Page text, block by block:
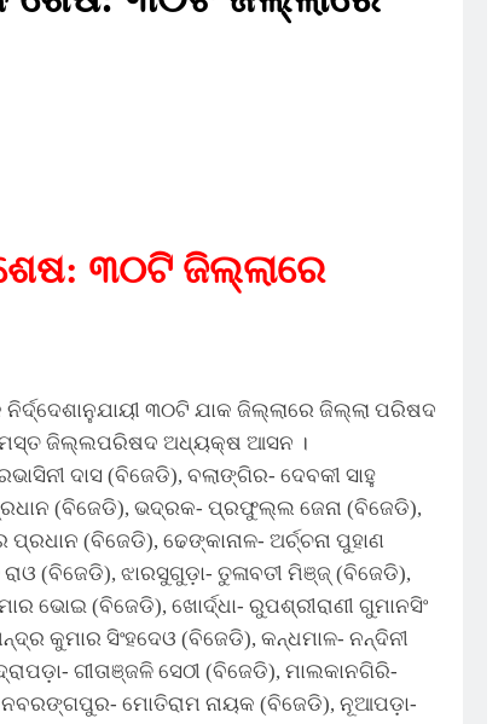
୩୦ଟି ଜିଲ୍ଲାରେ
୩୦ଟି ଯାକ ଜିଲ୍ଲାରେ ଜିଲ୍ଲା ପରିଷଦ
ଜିଲ୍ଲପରିଷଦ ଅଧ୍ୟକ୍ଷ ଆସନ ।
ଦାସ (ବିଜେଡି), ବଲାଙ୍ଗିର- ଦେବକୀ ସାହୁ
(ବିଜେଡି), ଭଦ୍ରକ- ପ୍ରଫୁଲ୍ଲ ଜେନା (ବିଜେଡି),
(ବିଜେଡି), ଢେଙ୍କାନାଳ- ଅର୍ଚ୍ଚନା ପୁହାଣ
(ବିଜେଡି), ଝାରସୁଗୁଡ଼ା- ତୁଳାବତୀ ମିଞ୍ଜ୍ (ବିଜେଡି),
ଭୋଇ (ବିଜେଡି), ଖୋର୍ଦ୍ଧା- ରୁପଶ୍ରୀରାଣୀ ଗୁମାନସିଂ
କୁମାର ସିଂହଦେଓ (ବିଜେଡି), କନ୍ଧମାଳ- ନନ୍ଦିନୀ
ଗୀତାଞ୍ଜଳି ସେଠୀ (ବିଜେଡି), ମାଲକାନଗିରି-
ନବରଙ୍ଗପୁର- ମୋତିରାମ ନାୟକ (ବିଜେଡି), ନୂଆପଡ଼ା-